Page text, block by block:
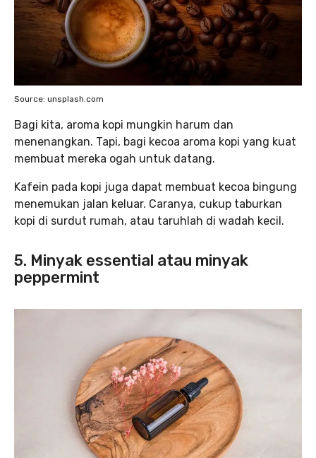
Source: unsplash.com
Bagi kita, aroma kopi mungkin harum dan
menenangkan. Tapi, bagi kecoa aroma kopi yang kuat
membuat mereka ogah untuk datang.
Kafein pada kopi juga dapat membuat kecoa bingung
menemukan jalan keluar. Caranya, cukup taburkan
kopi di surdut rumah, atau taruhlah di wadah kecil.
5. Minyak essential atau minyak
peppermint